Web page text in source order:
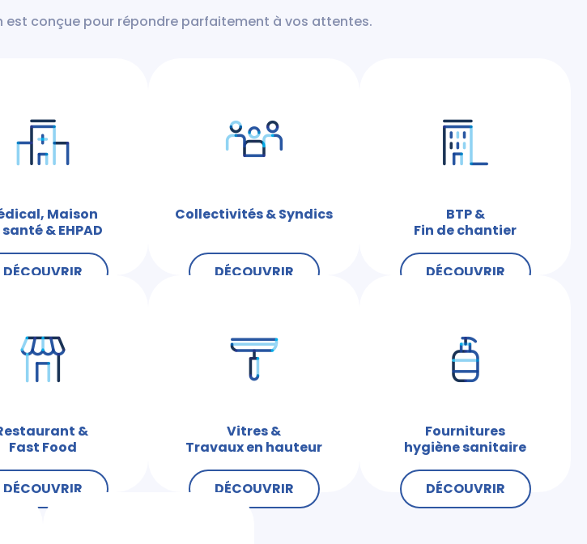
conçue pour répondre parfaitement à vos attentes.
Maison
& EHPAD
DÉCOUVRIR
Collectivités & Syndics
DÉCOUVRIR
BTP &
Fin de chantier
DÉCOUVRIR
&
Fast Food
DÉCOUVRIR
Vitres &
Travaux en hauteur
DÉCOUVRIR
Fournitures
hygiène sanitaire
DÉCOUVRIR